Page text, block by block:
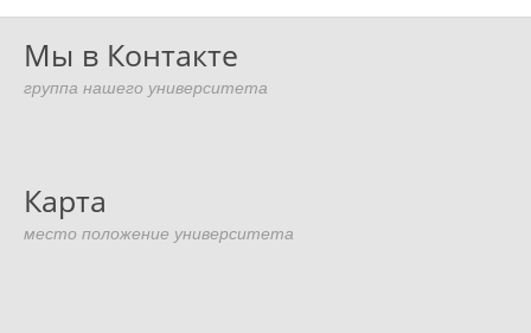
Мы в Контакте
группа нашего университета
Карта
место положение университета